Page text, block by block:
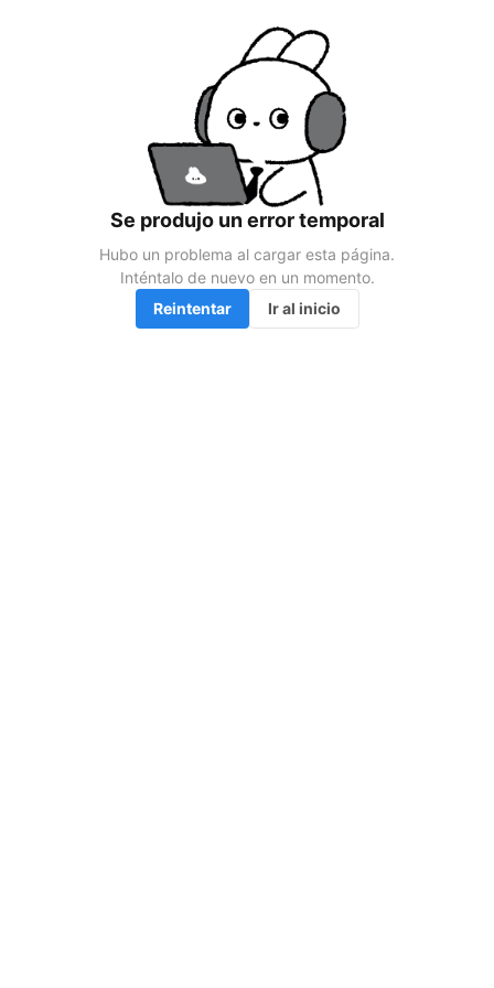
Se produjo un error temporal
Hubo un problema al cargar esta página.
Inténtalo de nuevo en un momento.
Reintentar
Ir al inicio